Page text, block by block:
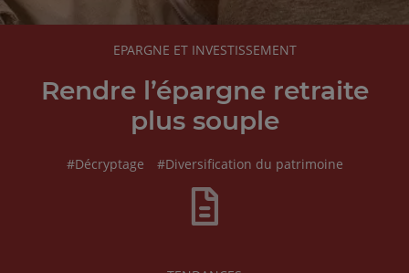
RUBRIQUE
L'ARTICLE
EPARGNE ET INVESTISSEMENT
Rendre l’épargne retraite
plus souple
hashtag
#Décryptage hashtag
#Diversification du patrimoine